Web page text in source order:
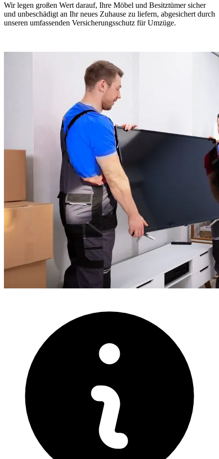
Wir legen großen Wert darauf, Ihre Möbel und Besitztümer sicher
und unbeschädigt an Ihr neues Zuhause zu liefern, abgesichert durch
unseren umfassenden Versicherungsschutz für Umzüge.